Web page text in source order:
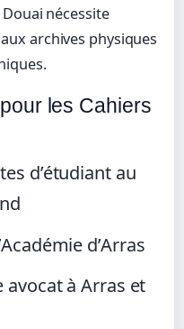
nécessite
archives physiques
les Cahiers
d’étudiant au
d’Arras
avocat à Arras et